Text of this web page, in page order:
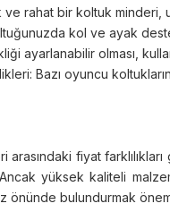
ve rahat bir koltuk minderi,
kol ve ayak
ayarlanabilir olması,
Bazı oyuncu
arasındaki fiyat
yüksek kaliteli
bulundurmak